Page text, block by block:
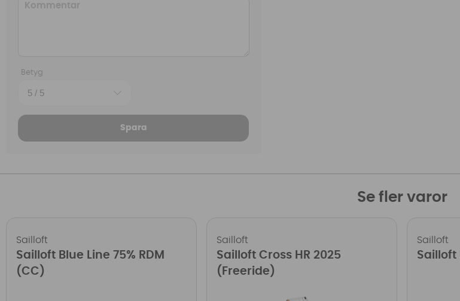
Betyg
Spara
Se fler varor
Sailloft
Sailloft Blue Line 75% RDM
(CC)
Sailloft
Sailloft Cross HR 2025
(Freeride)
Sailloft
Sailloft